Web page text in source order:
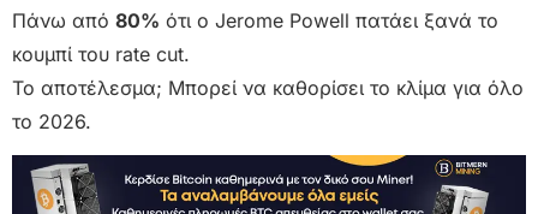
Πάνω από 80% ότι ο Jerome Powell πατάει ξανά το
κουμπί του rate cut.
Το αποτέλεσμα; Μπορεί να καθορίσει το κλίμα για όλο
το 2026.